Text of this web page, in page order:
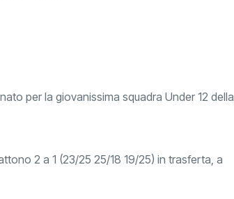
per la giovanissima squadra Under 12 della
2 a 1 (23/25 25/18 19/25) in trasferta, a